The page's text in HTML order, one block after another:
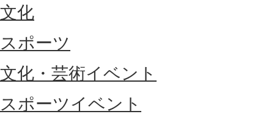
文化
スポーツ
文化・芸術イベント
スポーツイベント